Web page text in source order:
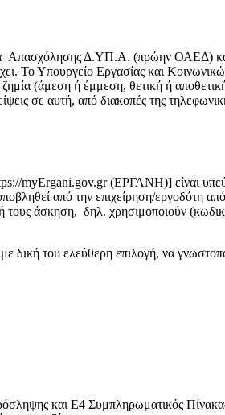
Απασχόλησης Δ.ΥΠ.Α. (πρώην ΟΑΕΔ)
Το Υπουργείο Εργασίας και
(άμεση ή έμμεση, θετική ή
σε αυτή, από διακοπές της
myErgani.gov.gr (ΕΡΓΑΝΗ)] είναι
από την επιχείρηση/
τους άσκηση, δηλ. χρησιμοποιούν
δική του ελεύθερη επιλογή, να
Ε4 Συμπληρωματικός Πίνακας